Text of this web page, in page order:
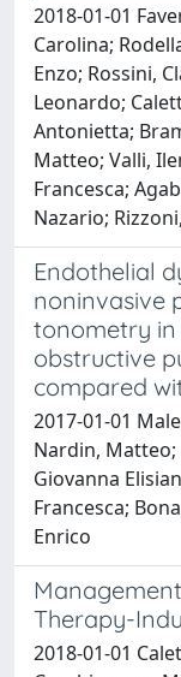
2018-01-01
Carolina;
Enzo; Rossini,
Leonardo;
Antonietta;
Matteo; Valli,
Francesca;
Nazario;
Endothelial
noninvasive
tonometry in
obstructive
compared
2017-01-01
Nardin, Matteo;
Giovanna
Francesca;
Enrico
Therapy-
2018-01-01